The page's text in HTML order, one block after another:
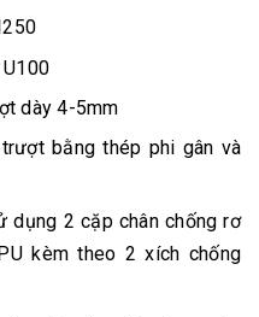
dày 4-5mm
bằng thép phi gân và
dụng 2 cặp chân chống rơ
kèm theo 2 xích chống